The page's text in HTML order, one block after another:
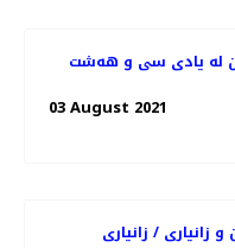
له‌ يادى سى و هه‌شت
03 August 2021
زانیاری / زانیاری